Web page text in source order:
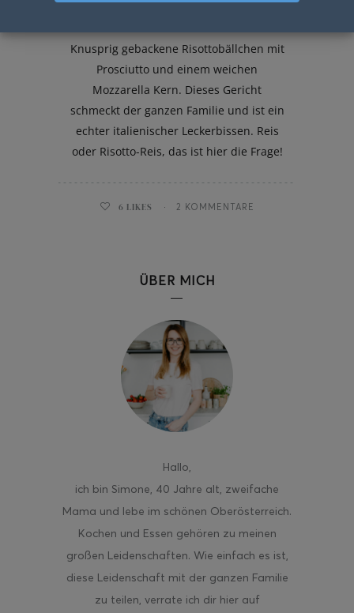
Knusprig gebackene Risottobällchen mit
Prosciutto und einem weichen
Mozzarella Kern. Dieses Gericht
schmeckt der ganzen Familie und ist ein
echter italienischer Leckerbissen. Reis
oder Risotto-Reis, das ist hier die Frage!
6 LIKES 2 KOMMENTARE
ÜBER MICH
Hallo,
ich bin Simone, 40 Jahre alt, zweifache
Mama und lebe im schönen Oberösterreich.
Kochen und Essen gehören zu meinen
großen Leidenschaften. Wie einfach es ist,
diese Leidenschaft mit der ganzen Familie
zu teilen, verrate ich dir hier auf